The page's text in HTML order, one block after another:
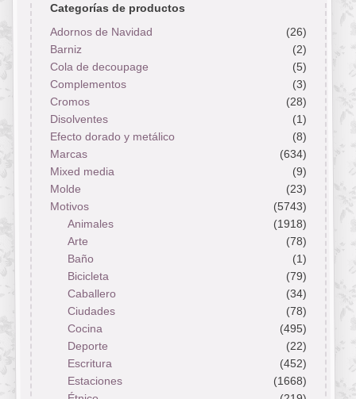
Categorías de productos
Adornos de Navidad
(26)
Barniz
(2)
Cola de decoupage
(5)
Complementos
(3)
Cromos
(28)
Disolventes
(1)
Efecto dorado y metálico
(8)
Marcas
(634)
Mixed media
(9)
Molde
(23)
Motivos
(5743)
Animales
(1918)
Arte
(78)
Baño
(1)
Bicicleta
(79)
Caballero
(34)
Ciudades
(78)
Cocina
(495)
Deporte
(22)
Escritura
(452)
Estaciones
(1668)